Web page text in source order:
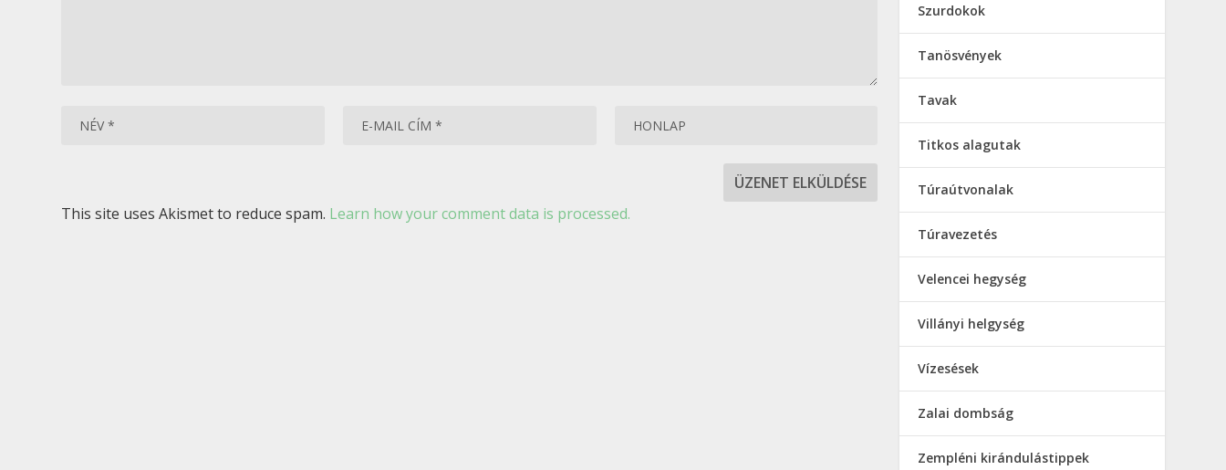
This site uses Akismet to reduce spam. Learn how your comment data is processed.
Szurdokok
Tanösvények
Tavak
Titkos alagutak
Túraútvonalak
Túravezetés
Velencei hegység
Villányi helgység
Vízesések
Zalai dombság
Zempléni kirándulástippek